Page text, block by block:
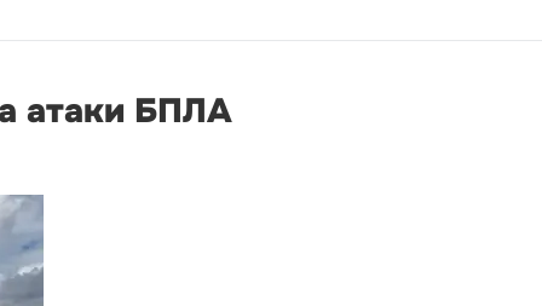
атаки БПЛА